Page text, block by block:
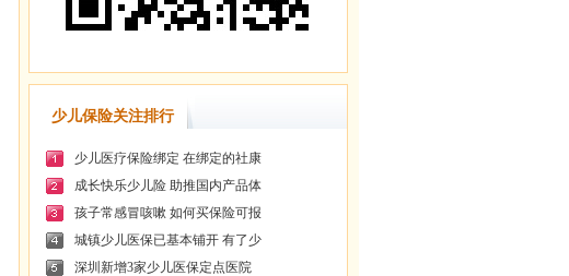
少儿保险关注排行
少儿医疗保险绑定 在绑定的社康
成长快乐少儿险 助推国内产品体
孩子常感冒咳嗽 如何买保险可报
城镇少儿医保已基本铺开 有了少
深圳新增3家少儿医保定点医院